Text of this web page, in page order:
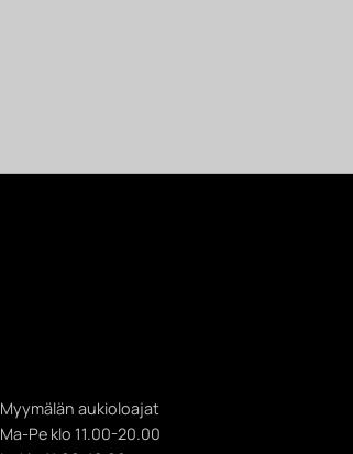
Myymälän aukioloajat
Ma-Pe klo 11.00-20.00